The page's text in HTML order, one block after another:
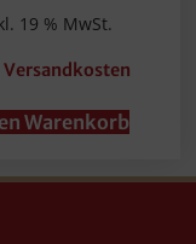
19 % MwSt.
Versandkosten
Warenkorb